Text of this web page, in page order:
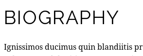
BIOGRAPHY
Ignissimos ducimus quin blandiitis